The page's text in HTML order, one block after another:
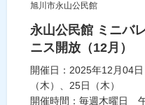
旭川市永山公民館
永山公民館 ミニバ
ニス開放（12月）
開催日：2025年12月04
（木）、25日（木）
開催時間：毎週木曜日